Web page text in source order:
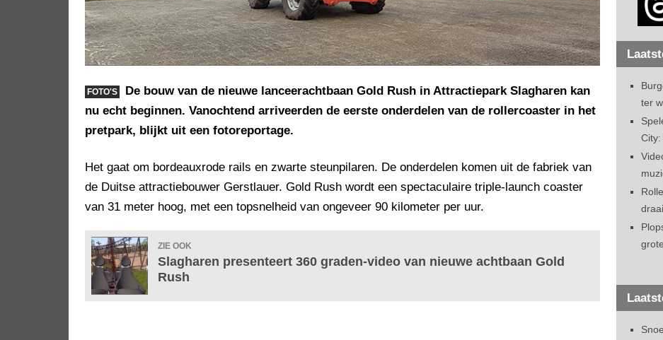
FOTO'S
De bouw van de nieuwe lanceerachtbaan Gold Rush in Attractiepark Slagharen kan
nu echt beginnen. Vanochtend arriveerden de eerste onderdelen van de rollercoaster in het
pretpark, blijkt uit een fotoreportage.
Het gaat om bordeauxrode rails en zwarte steunpilaren. De onderdelen komen uit de fabriek van
de Duitse attractiebouwer Gerstlauer. Gold Rush wordt een spectaculaire triple-launch coaster
van 31 meter hoog, met een topsnelheid van ongeveer 90 kilometer per uur.
ZIE OOK
Slagharen presenteert 360 graden-video van nieuwe achtbaan Gold
Rush
ter